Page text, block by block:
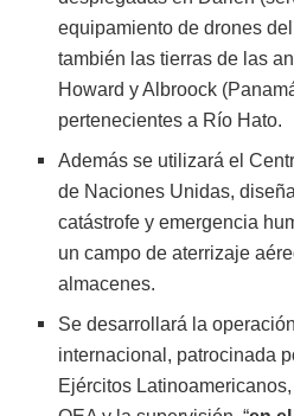
equipamiento de drones
también las tierras de las
Howard y Albroock
pertenecientes a Río Hato.
Ademásse utilizaráel
de Naciones Unidas,
catástrofe y emergencia
un campo de aterrizaje
almacenes.
Se desarrollará la
internacional, patrocinada
Ejércitos